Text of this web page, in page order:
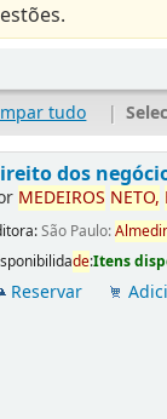
tudo |
dos
MEDEIROS NETO,
São Paulo:
de:Itens
Reservar